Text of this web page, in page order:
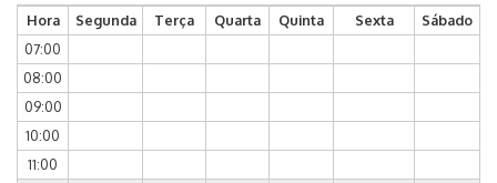
Hora Segunda Terça Quarta Quinta Sexta
Sábado
07:00
08:00
09:00
10:00
11:00